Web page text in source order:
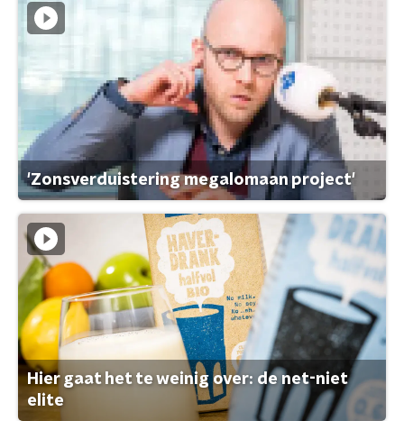
'Zonsverduistering megalomaan project'
Hier gaat het te weinig over: de net-niet
elite